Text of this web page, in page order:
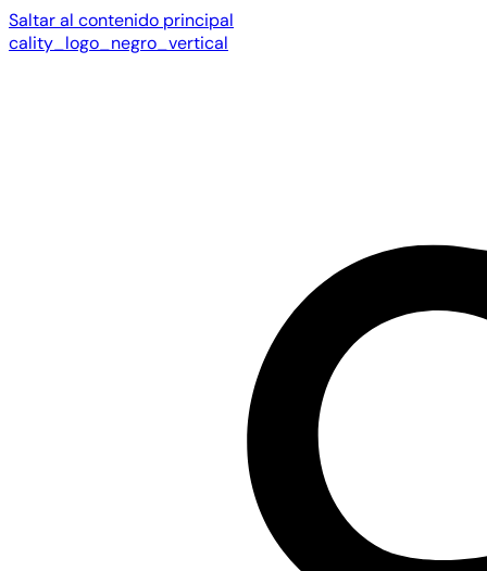
Saltar al contenido principal
cality_logo_negro_vertical